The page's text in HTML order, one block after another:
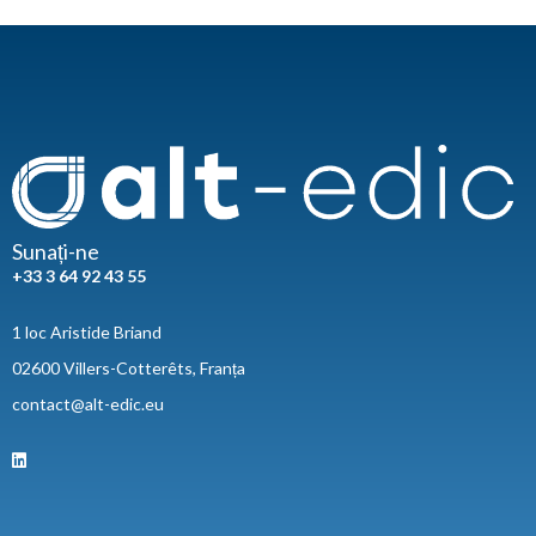
Sunați-ne
+33 3 64 92 43 55
1 loc Aristide Briand
02600 Villers-Cotterêts, Franța
contact@alt-edic.eu